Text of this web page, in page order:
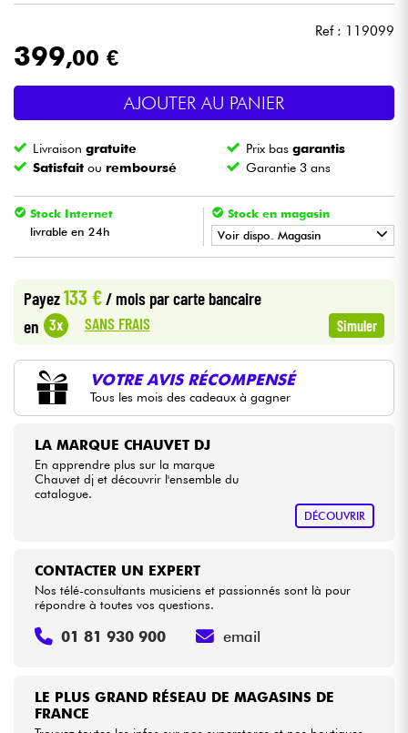
Sono
Batteries & Percu
Violons & Quatuor
Eveil Musical
Packs
Ref : 119099
399,00 €
AJOUTER AU PANIER
Livraisongratuite Prix basgarantis
Satisfait ou remboursé Garantie 3 ans
Stock Internet
livrable en 24h
Stock en magasin
Voir dispo. Magasin
•
•
• Star SMusicTOULOUSE
Payez133 € / mois par carte bancaire
en 3x SANS FRAIS Simuler
VOTRE AVIS RÉCOMPENSÉ
Tous les mois des cadeaux à gagner
LA MARQUE CHAUVET DJ
En apprendre plus sur la marque
Chauvet dj et découvrir l'ensemble du
catalogue.
DÉCOUVRIR
LE PLUS GRAND RÉSEAU DE MAGASINS DE
FRANCE
CONTACTER UN EXPERT
Nos télé-consultants musiciens et passionnés sont là pour
répondre à toutes vos questions.
01 81 930 900 email